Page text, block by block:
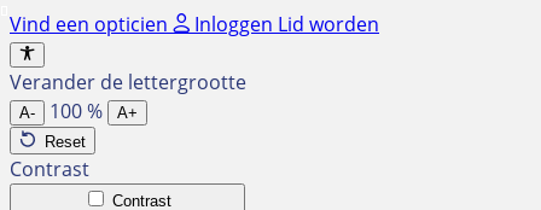
Ga
naar
de
inhoud
Vind een opticien Inloggen Lid worden
Verander de lettergrootte
A- 100%
A+
Reset
Contrast
Contrast